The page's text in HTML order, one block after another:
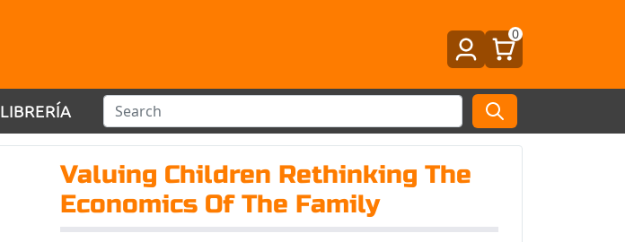
0
LIBRERÍA
Valuing Children Rethinking The
Economics Of The Family